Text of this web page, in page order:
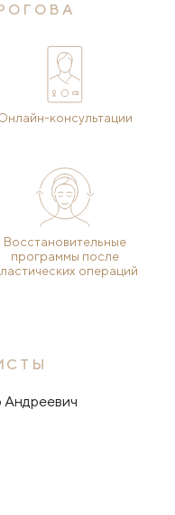
консультации
Восстановительные
программы после
операций